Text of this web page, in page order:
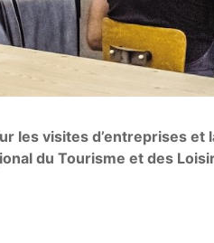
les visites d’entreprises
du Tourisme et des